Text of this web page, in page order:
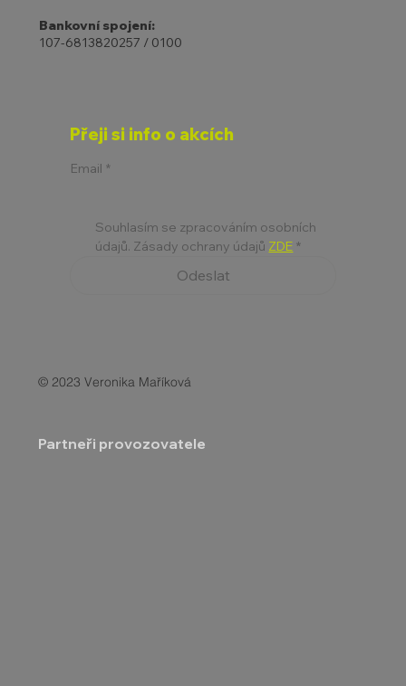
Bankovní spojení:
107-6813820257 / 0100
Přeji si info o akcích
Email *
Souhlasím se zpracováním osobních
údajů. Zásady ochrany údajů ZDE *
Odeslat
© 2023 Veronika Maříková
Partneři provozovatele